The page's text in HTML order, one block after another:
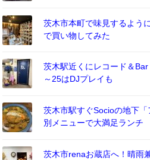
茨木市本町で味見するよう
で買い物してみた
茨木駅近くにレコード＆
～25はDJプレイも
茨木市駅すぐSocioの地下
別メニューで大満足ランチ
茨木市renaお蔵店へ！晴雨